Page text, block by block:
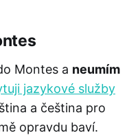
Montes a neumím
jazykové služby
a čeština pro
opravdu baví.